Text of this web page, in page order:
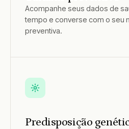
Acompanhe seus dados de
tempo e converse com o seu
preventiva.
Predisposição